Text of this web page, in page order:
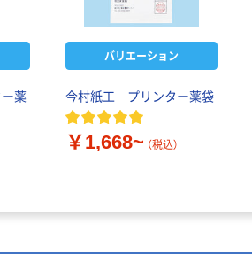
薬
バリエーション
今村紙工 プリンター薬袋
￥1,668~ （税込）